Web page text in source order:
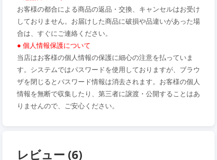
お客様の都合による商品の返品・交換、キャンセルはお受け
しておりません。お届けした商品に破損や品違いがあった場
合は、すぐにご連絡ください。
● 個人情報保護について
当店はお客様の個人情報の保護に細心の注意を払っていま
す。システムではパスワードを使用しておりますが、ブラウ
ザを閉じるとパスワード情報は消去されます。お客様の個人
情報を無断で収集したり、第三者に譲渡・公開することはあ
りませんので、ご安心ください。
レビュー (6)